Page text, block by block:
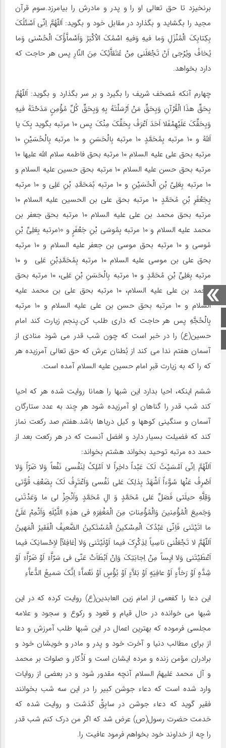
صفحه اصلی
اینستاگرام
برنخیزد تا حق تعالى او را و پدر و مادرش را بیامرزد.سوم قرآن
مجید را بگشاید و بگذارد در مقابل خود و بگوید: اَللّهُمَّ اِنّى اَسْئَلُکَ
بِکِتابِکَ الْمُنْزَلِ وَما فیهِ وَفیهِ اسْمُکَ الاْکْبَرُ وَاَسْماَّؤُکَ الْحُسْنى وَما
یُخافُ ویُرْجى اَنْ تَجْعَلَنى مِنْ عُتَقاَّئِکَ مِنَ النّارِ پس هر حاجت که
دارد بخواهد.
چهارم آنکه مُصحَف شریف را بگیرد و بر سر بگذارد و بگوید: اَللّهُمَّ
بِحَقِّ هذَا الْقُرْآنِ وَبِحَقِّ مَنْ اَرْسَلْتَهُ بِهِ وَبِحَقِّ کُلِّ مُؤْمِنٍ مَدَحْتَهُ فیهِ
وَبِحَقِّکَ عَلَیْهِمْفَلا اَحَدَ اَعْرَفُ بِحَقِّکَ مِنْکَ پس ۱۰ مرتبه بگوید بِکَ یا
اَللّهُ و ۱۰ مرتبه بِمُحَمَّدٍ ۱۰ مرتبه بِالْحَسَنِ و ۱۰ مرتبه بِالْحُسَیْنِ ۱۰
مرتبه بحق على علیه السلام ۱۰ مرتبه بحق فاطمه سلام الله علیها ۱۰
مرتبه بحق حسن علیه السلام ۱۰ مرتبه بحق حسین علیه السلام و
۱۰ مرتبه بِعَلِىّ بْنِ الْحُسَیْنِ و ۱۰ مرتبه بُمَحَمَّدِ بْنِ عَلِی و ۱۰ مرتبه
بِجَعْفَرِ بْنِ مُحَمَّدٍ ۱۰ مرتبه بحق على بن الحسین علیه السلام ۱۰
مرتبه بحق محمد بن على علیه السلام ۱۰ مرتبه بحق جعفر بن
محمد علیه السلام و ۱۰ مرتبه بِمُوسَى بْنِ جَعْفَرٍ و 10مرتبه بِعَلِىِّ بْنِ
مُوسى و ۱۰ مرتبه بحق موسى بن جعفر علیه السلام و ۱۰ مرتبه
بحق على بن موسى علیه السلام ۱۰ مرتبه بِمُحَمَّدِبْنِ عَلِی و ۱۰
مرتبه بِعَلِىِّ بْنِ مُحَمَّدٍ و ۱۰ مرتبه بِالْحَسَنِ بْنِ عَلِی، ۱۰ مرتبه بحق
محمد بن على علیه السلام، ۱۰ مرتبه بحق على بن محمد علیه
السلام و ۱۰ مرتبه بحق حسن بن على علیه السلام و ۱۰ مرتبه
بِالْحُجَّهِ پس هر حاجت که دارى طلب کن.پنجم زیارت کند امام
حسین(ع) را در خبر است که چون شب قدر مى شود منادى از
آسمان هفتم ندا مى کند از بُطنان عرش که حق تعالى آمرزیده هر
که را که به زیارت قبر امام حسین علیه السلام آمده است.
ششم اینکه، احیا بدارد این شبها را همانا روایت شده هر که احیا
کند شب قدر را گناهان او آمرزیده شود هر چند به عدد ستارگان
آسمان و سنگینى کوهها و کیل دریاها باشد.هفتم صد رکعت نماز
کند که فضیلت بسیار دارد و افضل آنست که در هر رکعت بعد از
حمد ده مرتبه توحید بخواند هشتم بخواند:
اَللّهُمَّ اِنّى اَمْسَیْتُ لَکَ عَبْداً داخِراً لا اَمْلِکُ لِنَفْسى نَفْعاً وَلا ضَرّاً وَلا
اَصْرِفُ عَنْها سُوَّءاً اَشْهَدُ بِذلِکَ عَلى نَفْسى وَاَعْتَرِفُ لَکَ بِضَعْفِ قُوَّتى
وَقِلَّهِ حیلَتى فَصَلِّ عَلى مُحَمَّدٍ وَ الِ مُحَمَّدٍ وَاَنْجِزْ لى ما وَعَدْتَنى
وَجَمیعَ الْمُؤْمِنینَ وَالْمُؤْمِناتِ مِنَ الْمَغْفِرَهِ فى هذِهِ اللَّیْلَهِ وَاَتْمِمْ عَلَىَّ
ما اتَیْتَنى فَاِنّى عَبْدُکَ الْمِسْکینُ الْمُسْتَکینُ الضَّعیفُ الْفَقیرُ الْمَهینُ
اَللّهُمَّ لا تَجْعَلْنى ناسِیاً لِذِکْرِکَ فیما اَوْلَیْتَنى وَلا [غافِلاً] لاِِحْسانِکَ فیما
اَعْطَیْتَنى وَلا ایِساً مِنْ اِجابَتِکَ وَاِنْ اَبْطَاَتْ عَنّى فى سَرّاَّءَ اَوْ ضَرّاَّءَ اَوْ
شِدَّهٍ اَوْ رَخاَّءٍ اَوْ عافِیَهٍ اَوْ بَلاَّءٍ اَوْ بُؤْسٍ اَوْ نَعْماَّءَ اِنَّکَ سَمیعُ الدُّعاَّءِ
این دعا را کفعمى از امام زین العابدین(ع) روایت کرده که در این
شبها مى خوانده در حال قیام و قعود و رکوع و سجود و علامه
مجلسى فرموده که بهترین اعمال در این شبها طلب آمرزش و دعا
از براى مطالب دنیا و آخرت خود و پدر و مادر و خویشان خود و
برادران مؤمن زنده و مرده ایشان است و اَذْکار و صلوات بر محمد
و آل محمد عَلیهمُ السلام آنچه مقدور شود و در بعضى از روایات
وارد شده است که دعاء جوشن کبیر را در این سه شب بخوانند
فقیر گوید که دعاء جوشن در سابِقْ گذشت و روایت شده که
خدمت حضرت رسول(ص) عرض شد که اگر من درک کنم شب قدر
را چه از خداوند خود بخواهم فرمود عافیت را.